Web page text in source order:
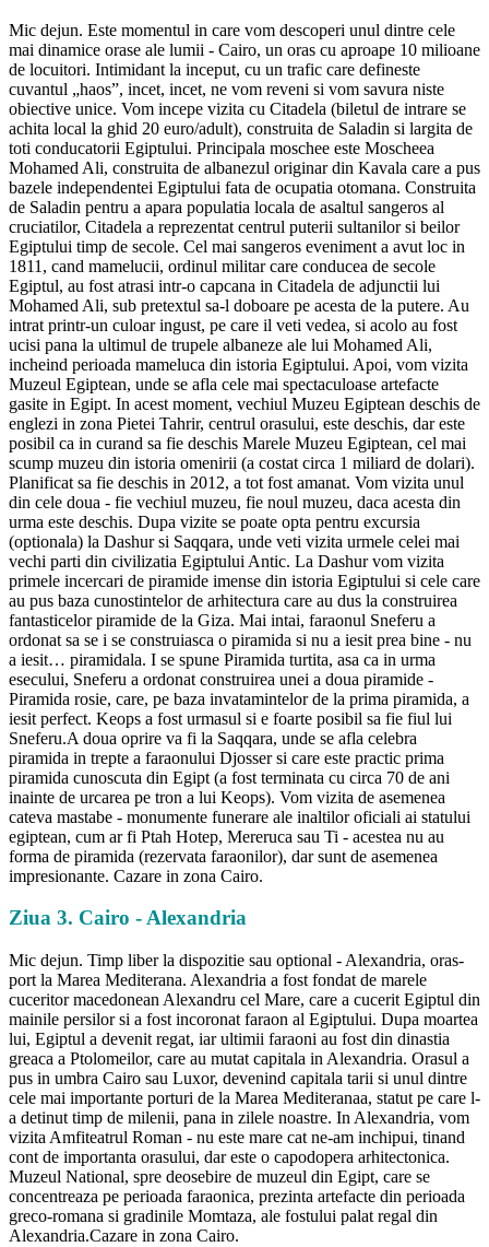
Mic dejun. Este momentul in care vom descoperi unul dintre cele
mai dinamice orase ale lumii - Cairo, un oras cu aproape 10 milioane
de locuitori. Intimidant la inceput, cu un trafic care defineste
cuvantul „haos”, incet, incet, ne vom reveni si vom savura niste
obiective unice. Vom incepe vizita cu Citadela (biletul de intrare se
achita local la ghid 20 euro/adult), construita de Saladin si largita de
toti conducatorii Egiptului. Principala moschee este Moscheea
Mohamed Ali, construita de albanezul originar din Kavala care a pus
bazele independentei Egiptului fata de ocupatia otomana. Construita
de Saladin pentru a apara populatia locala de asaltul sangeros al
cruciatilor, Citadela a reprezentat centrul puterii sultanilor si beilor
Egiptului timp de secole. Cel mai sangeros eveniment a avut loc in
1811, cand mamelucii, ordinul militar care conducea de secole
Egiptul, au fost atrasi intr-o capcana in Citadela de adjunctii lui
Mohamed Ali, sub pretextul sa-l doboare pe acesta de la putere. Au
intrat printr-un culoar ingust, pe care il veti vedea, si acolo au fost
ucisi pana la ultimul de trupele albaneze ale lui Mohamed Ali,
incheind perioada mameluca din istoria Egiptului. Apoi, vom vizita
Muzeul Egiptean, unde se afla cele mai spectaculoase artefacte
gasite in Egipt. In acest moment, vechiul Muzeu Egiptean deschis de
englezi in zona Pietei Tahrir, centrul orasului, este deschis, dar este
posibil ca in curand sa fie deschis Marele Muzeu Egiptean, cel mai
scump muzeu din istoria omenirii (a costat circa 1 miliard de dolari).
Planificat sa fie deschis in 2012, a tot fost amanat. Vom vizita unul
din cele doua - fie vechiul muzeu, fie noul muzeu, daca acesta din
urma este deschis. Dupa vizite se poate opta pentru excursia
(optionala) la Dashur si Saqqara, unde veti vizita urmele celei mai
vechi parti din civilizatia Egiptului Antic. La Dashur vom vizita
primele incercari de piramide imense din istoria Egiptului si cele care
au pus baza cunostintelor de arhitectura care au dus la construirea
fantasticelor piramide de la Giza. Mai intai, faraonul Sneferu a
ordonat sa se i se construiasca o piramida si nu a iesit prea bine - nu
a iesit… piramidala. I se spune Piramida turtita, asa ca in urma
esecului, Sneferu a ordonat construirea unei a doua piramide -
Piramida rosie, care, pe baza invatamintelor de la prima piramida, a
iesit perfect. Keops a fost urmasul si e foarte posibil sa fie fiul lui
Sneferu.A doua oprire va fi la Saqqara, unde se afla celebra
piramida in trepte a faraonului Djosser si care este practic prima
piramida cunoscuta din Egipt (a fost terminata cu circa 70 de ani
inainte de urcarea pe tron a lui Keops). Vom vizita de asemenea
cateva mastabe - monumente funerare ale inaltilor oficiali ai statului
egiptean, cum ar fi Ptah Hotep, Mereruca sau Ti - acestea nu au
forma de piramida (rezervata faraonilor), dar sunt de asemenea
impresionante. Cazare in zona Cairo.
Ziua 3. Cairo - Alexandria
Mic dejun. Timp liber la dispozitie sau optional - Alexandria, oras-
port la Marea Mediterana. Alexandria a fost fondat de marele
cuceritor macedonean Alexandru cel Mare, care a cucerit Egiptul din
mainile persilor si a fost incoronat faraon al Egiptului. Dupa moartea
lui, Egiptul a devenit regat, iar ultimii faraoni au fost din dinastia
greaca a Ptolomeilor, care au mutat capitala in Alexandria. Orasul a
pus in umbra Cairo sau Luxor, devenind capitala tarii si unul dintre
cele mai importante porturi de la Marea Mediteranaa, statut pe care l-
a detinut timp de milenii, pana in zilele noastre. In Alexandria, vom
vizita Amfiteatrul Roman - nu este mare cat ne-am inchipui, tinand
cont de importanta orasului, dar este o capodopera arhitectonica.
Muzeul National, spre deosebire de muzeul din Egipt, care se
concentreaza pe perioada faraonica, prezinta artefacte din perioada
greco-romana si gradinile Momtaza, ale fostului palat regal din
Alexandria.Cazare in zona Cairo.